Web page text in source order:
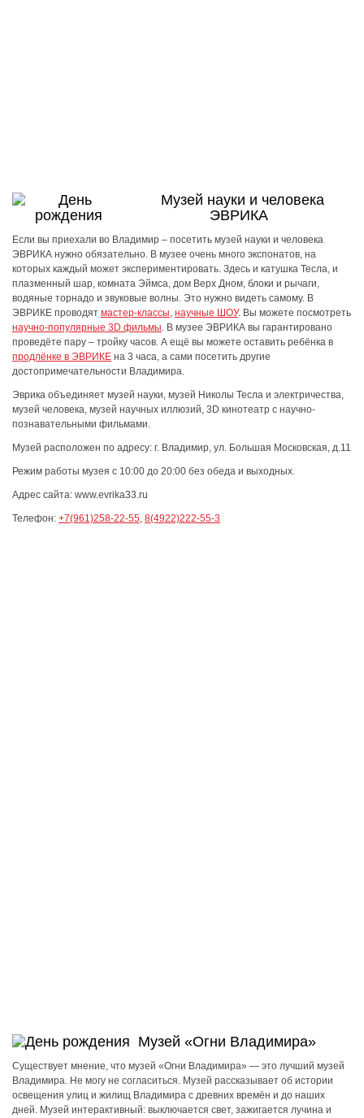
Музей науки и человека
ЭВРИКА
Если вы приехали во Владимир – посетить музей науки и человека
ЭВРИКА нужно обязательно. В музее очень много экспонатов, на
которых каждый может экспериментировать. Здесь и катушка Тесла, и
плазменный шар, комната Эймса, дом Верх Дном, блоки и рычаги,
водяные торнадо и звуковые волны. Это нужно видеть самому. В
ЭВРИКЕ проводят мастер-классы, научные ШОУ. Вы можете посмотреть
научно-популярные 3D фильмы. В музее ЭВРИКА вы гарантировано
проведёте пару – тройку часов. А ещё вы можете оставить ребёнка в
продлёнке в ЭВРИКЕ на 3 часа, а сами посетить другие
достопримечательности Владимира.
Эврика объединяет музей науки, музей Николы Тесла и электричества,
музей человека, музей научных иллюзий, 3D кинотеатр с научно-
познавательными фильмами.
Музей расположен по адресу: г. Владимир, ул. Большая Московская, д.11
Режим работы музея с 10:00 до 20:00 без обеда и выходных.
Адрес сайта: www.evrika33.ru
Телефон: +7(961)258-22-55, 8(4922)222-55-3
Музей «Огни Владимира»
Существует мнение, что музей «Огни Владимира» — это лучший музей
Владимира. Не могу не согласиться. Музей рассказывает об истории
освещения улиц и жилищ Владимира с древних времён и до наших
дней. Музей интерактивный: выключается свет, зажигается лучина и